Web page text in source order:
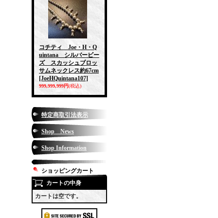
コチティ Joe・H・Q
uintana シルバービー
ズ スカッシュブロッ
サムネックレス約67cm
[JoeHQuintana107]
999,999,999円(税込)
特定商取引法表示
Shop News
Shop Information
ショッピングカート
カートの中身
カートは空です。